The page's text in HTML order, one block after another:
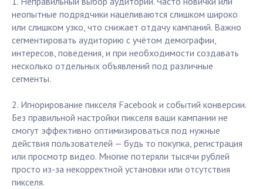
неопытные подрядчики нацеливаются слишком широко
или слишком узко, что снижает отдачу кампаний. Важно
сегментировать аудиторию с учётом демографии,
интересов, поведения, и при необходимости создавать
несколько отдельных объявлений под различные
сегменты.
2. Игнорирование пикселя Facebook и событий конверсии.
Без правильной настройки пикселя ваши кампании не
смогут эффективно оптимизироваться под нужные
действия пользователей — будь то покупка, регистрация
или просмотр видео. Многие потеряли тысячи рублей
просто из-за некорректной установки или отсутствия
пикселя.